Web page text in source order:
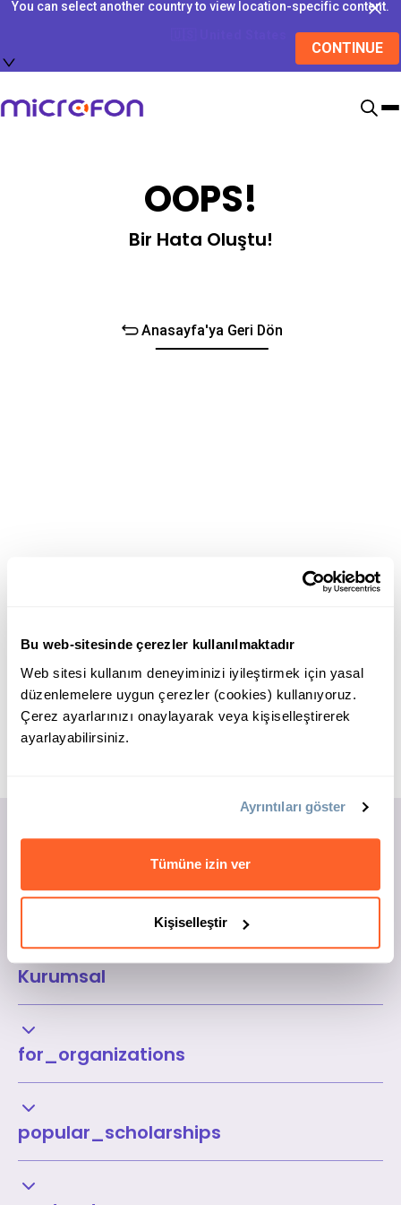
Bu web-sitesinde çerezler kullanılmaktadır
Web sitesi kullanım deneyiminizi iyileştirmek için yasal
düzenlemelere uygun çerezler (cookies) kullanıyoruz.
Çerez ayarlarınızı onaylayarak veya kişiselleştirerek
ayarlayabilirsiniz.
Ayrıntıları göster
Tümüne izin ver
Kişiselleştir
You can select another country to view location-specific content.
CONTINUE
OOPS!
Bir Hata Oluştu!
Anasayfa'ya Geri Dön
Kurumsal
for_organizations
popular_scholarships